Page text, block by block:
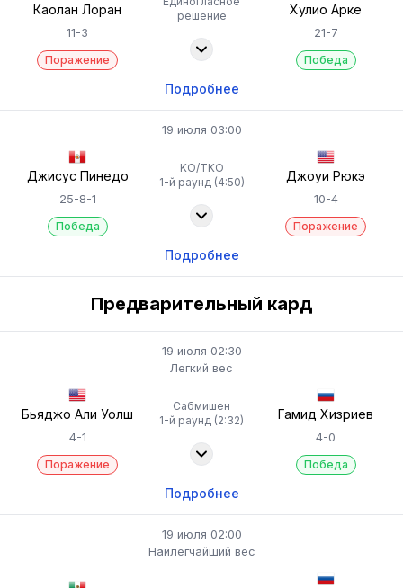
Каолан Лоран
11-3
Поражение
решение
Хулио Арке
21-7
Победа
Подробнее
19 июля 03:00
Джисус Пинедо
25-8-1
Победа
KO/TKO
1-й раунд (4:50)
Джоуи Рюкэ
10-4
Поражение
Подробнее
Предварительный кард
19 июля 02:30
Легкий вес
Бьяджо Али Уолш
4-1
Поражение
Сабмишен
1-й раунд (2:32)
Гамид Хизриев
4-0
Победа
Подробнее
19 июля 02:00
Наилегчайший вес